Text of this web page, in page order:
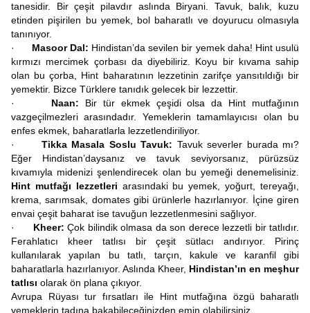
tanesidir. Bir çeşit pilavdır aslında Biryani. Tavuk, balık, kuzu
etinden pişirilen bu yemek, bol baharatlı ve doyurucu olmasıyla
tanınıyor.
· Masoor Dal: Hindistan’da sevilen bir yemek daha! Hint usulü
kırmızı mercimek çorbası da diyebiliriz. Koyu bir kıvama sahip
olan bu çorba, Hint baharatının lezzetinin zarifçe yansıtıldığı bir
yemektir. Bizce Türklere tanıdık gelecek bir lezzettir.
· Naan: Bir tür ekmek çeşidi olsa da Hint mutfağının
vazgeçilmezleri arasındadır. Yemeklerin tamamlayıcısı olan bu
enfes ekmek, baharatlarla lezzetlendiriliyor.
· Tikka Masala Soslu Tavuk: Tavuk severler burada mı?
Eğer Hindistan’daysanız ve tavuk seviyorsanız, pürüzsüz
kıvamıyla midenizi şenlendirecek olan bu yemeği denemelisiniz.
Hint mutfağı lezzetleri arasındaki bu yemek, yoğurt, tereyağı,
krema, sarımsak, domates gibi ürünlerle hazırlanıyor. İçine giren
envai çeşit baharat ise tavuğun lezzetlenmesini sağlıyor.
· Kheer:Çok bilindik olmasa da son derece lezzetli bir tatlıdır.
Ferahlatıcı kheer tatlısı bir çeşit sütlacı andırıyor. Pirinç
kullanılarak yapılan bu tatlı, tarçın, kakule ve karanfil gibi
baharatlarla hazırlanıyor. Aslında Kheer, Hindistan’ın en meşhur
tatlısı olarak ön plana çıkıyor.
Avrupa Rüyası tur fırsatları ile Hint mutfağına özgü baharatlı
yemeklerin tadına bakabileceğinizden emin olabilirsiniz.